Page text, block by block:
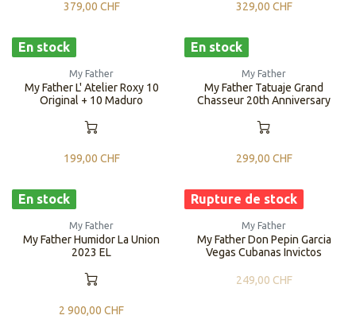
379,00 CHF 329,00 CHF
En stock
My Father
My Father L' Atelier Roxy 10
Original + 10 Maduro
199,00 CHF
En stock
My Father
My Father Tatuaje Grand
Chasseur 20th Anniversary
299,00 CHF
En stock
My Father
My Father Humidor La Union
2023 EL
2 900,00 CHF
Rupture de stock
My Father
​​My Father Don Pepin Garcia
Vegas Cubanas Invictos
249,00 CHF